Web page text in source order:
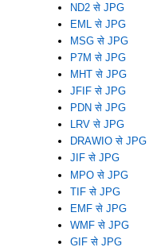
ND2 से JPG
EML से JPG
MSG से JPG
P7M से JPG
MHT से JPG
JFIF से JPG
PDN से JPG
LRV से JPG
DRAWIO से JPG
JIF से JPG
MPO से JPG
TIF से JPG
EMF से JPG
WMF से JPG
GIF से JPG